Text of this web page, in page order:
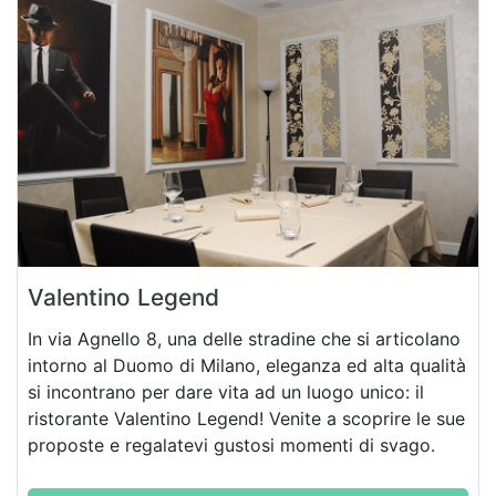
Valentino Legend
In via Agnello 8, una delle stradine che si articolano
intorno al Duomo di Milano, eleganza ed alta qualità
si incontrano per dare vita ad un luogo unico: il
ristorante Valentino Legend! Venite a scoprire le sue
proposte e regalatevi gustosi momenti di svago.